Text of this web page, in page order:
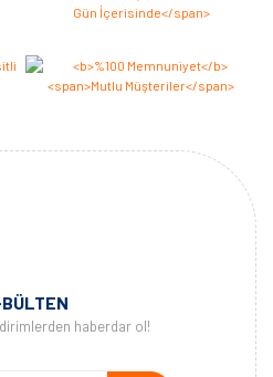
haberdar ol!